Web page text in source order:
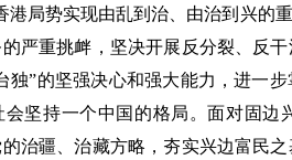
港局势实现由乱到治、由治到兴的
严重挑衅，坚决开展反分裂、反
独”的坚强决心和强大能力，进一
坚持一个中国的格局。面对固边
治疆、治藏方略，夯实兴边富民